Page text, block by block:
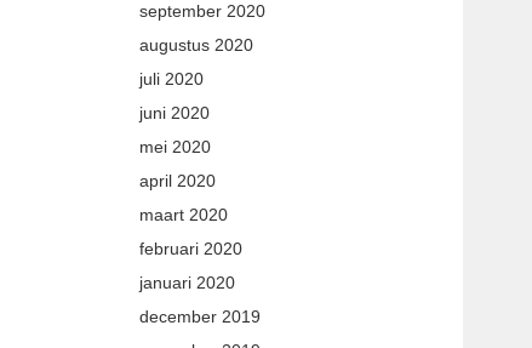
september 2020
augustus 2020
juli 2020
juni 2020
mei 2020
april 2020
maart 2020
februari 2020
januari 2020
december 2019